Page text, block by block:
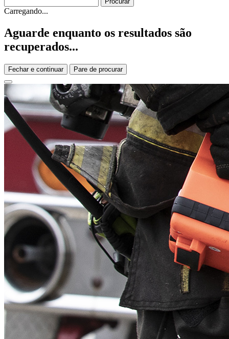
Carregando...
Aguarde enquanto os resultados são
recuperados...
Fechar e continuar Pare de procurar